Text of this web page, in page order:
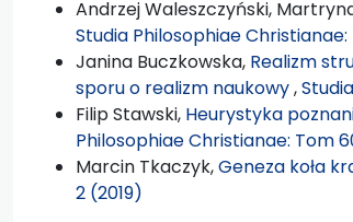
Andrzej Waleszczyński,
Studia Philosophiae Christianae:
Janina Buczkowska, Realizm
sporu o realizm naukowy,
Filip Stawski, Heurystyka
Philosophiae Christianae: Tom
Marcin Tkaczyk,Geneza koła
2 (2019)